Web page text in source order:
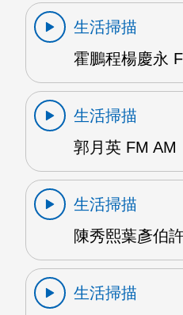
生活掃描
霍鵬程楊慶永
生活掃描
郭月英 FM AM
生活掃描
陳秀熙葉彥伯
生活掃描